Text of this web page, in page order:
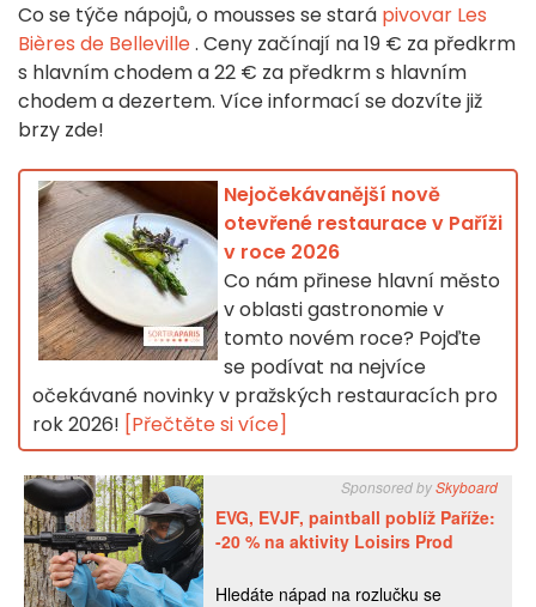
Co se týče nápojů, o mousses se stará pivovar Les
Bières de Belleville. Ceny začínají na 19 € za předkrm
s hlavním chodem a 22 € za předkrm s hlavním
chodem a dezertem. Více informací se dozvíte již
brzy zde!
Nejočekávanější nově
otevřené restaurace v Paříži
v roce 2026
Co nám přinese hlavní město
v oblasti gastronomie v
tomto novém roce? Pojďte
se podívat na nejvíce
očekávané novinky v pražských restauracích pro
rok 2026! [Přečtěte si více]